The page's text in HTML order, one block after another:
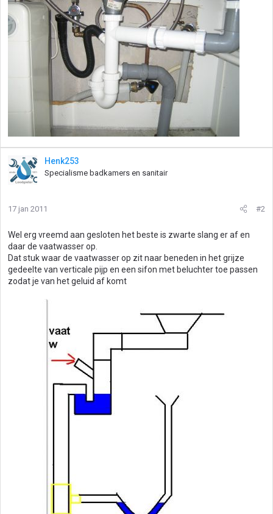
Henk253
Specialisme badkamers en sanitair
17 jan 2011 #2
Wel erg vreemd aan gesloten het beste is zwarte slang er af en
daar de vaatwasser op.
Dat stuk waar de vaatwasser op zit naar beneden in het grijze
gedeelte van verticale pijp en een sifon met beluchter toe passen
zodat je van het geluid af komt